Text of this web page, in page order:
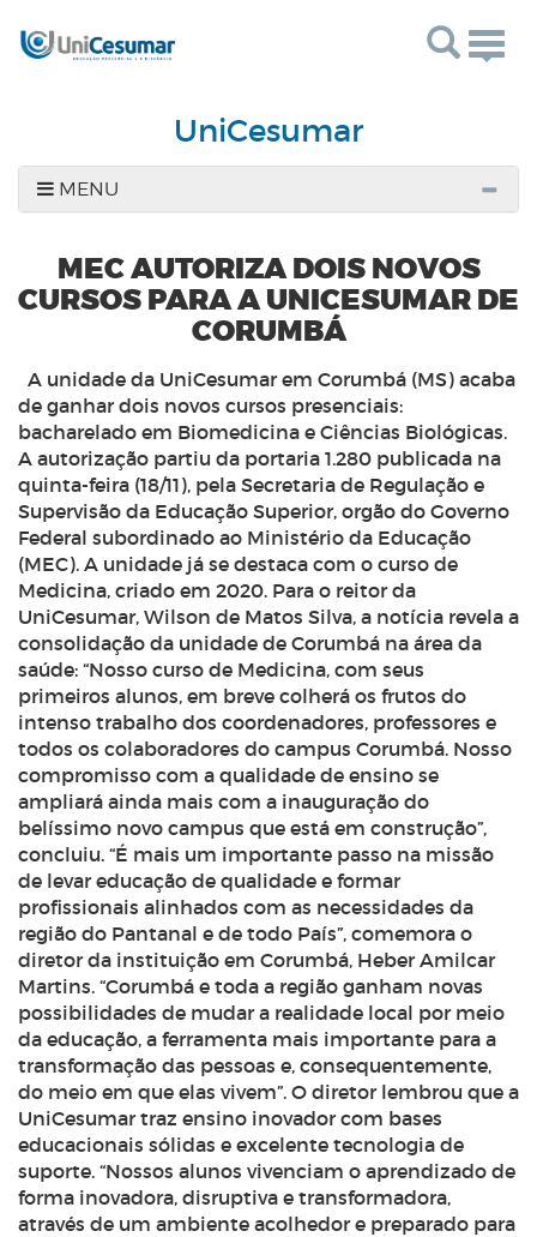
UniCesumar
MENU
MEC AUTORIZA DOIS NOVOS
CURSOS PARA A UNICESUMAR DE
CORUMBÁ
A unidade da UniCesumar em Corumbá (MS) acaba
de ganhar dois novos cursos presenciais:
bacharelado em Biomedicina e Ciências Biológicas.
A autorização partiu da portaria 1.280 publicada na
quinta-feira (18/11), pela Secretaria de Regulação e
Supervisão da Educação Superior, orgão do Governo
Federal subordinado ao Ministério da Educação
(MEC). A unidade já se destaca com o curso de
Medicina, criado em 2020. Para o reitor da
UniCesumar, Wilson de Matos Silva, a notícia revela a
consolidação da unidade de Corumbá na área da
saúde: “Nosso curso de Medicina, com seus
primeiros alunos, em breve colherá os frutos do
intenso trabalho dos coordenadores, professores e
todos os colaboradores do campus Corumbá. Nosso
compromisso com a qualidade de ensino se
ampliará ainda mais com a inauguração do
belíssimo novo campus que está em construção”,
concluiu. “É mais um importante passo na missão
de levar educação de qualidade e formar
profissionais alinhados com as necessidades da
região do Pantanal e de todo País”, comemora o
diretor da instituição em Corumbá, Heber Amilcar
Martins. “Corumbá e toda a região ganham novas
possibilidades de mudar a realidade local por meio
da educação, a ferramenta mais importante para a
transformação das pessoas e, consequentemente,
do meio em que elas vivem”. O diretor lembrou que a
UniCesumar traz ensino inovador com bases
educacionais sólidas e excelente tecnologia de
suporte. “Nossos alunos vivenciam o aprendizado de
forma inovadora, disruptiva e transformadora,
através de um ambiente acolhedor e preparado para